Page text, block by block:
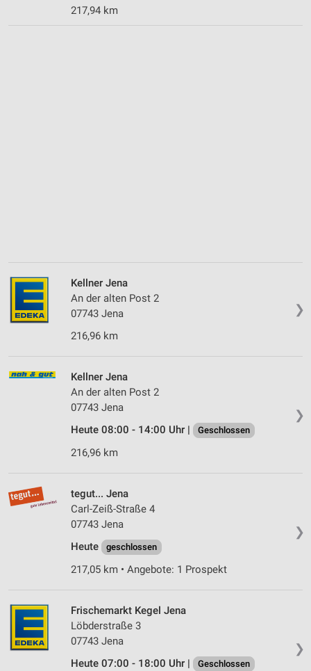
217,94 km
❯
Kellner Jena
An der alten Post 2
07743 Jena
216,96 km
❯
Kellner Jena
An der alten Post 2
07743 Jena
Heute 08:00 - 14:00 Uhr |
Geschlossen
216,96 km
❯
tegut... Jena
Carl-Zeiß-Straße 4
07743 Jena
Heute
geschlossen
217,05 km • Angebote: 1 Prospekt
❯
Frischemarkt Kegel Jena
Löbderstraße 3
07743 Jena
Heute 07:00 - 18:00 Uhr |
Geschlossen